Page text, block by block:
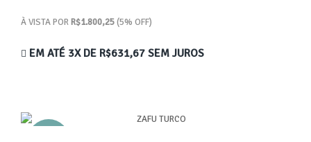
À VISTA PORR$1.800,25(5% OFF)
EM ATÉ 3X DE R$631,67 SEM JUROS